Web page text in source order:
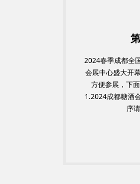
2024春季成都全
会展中心盛大开
方便参展，下
1.2024成都糖酒
序